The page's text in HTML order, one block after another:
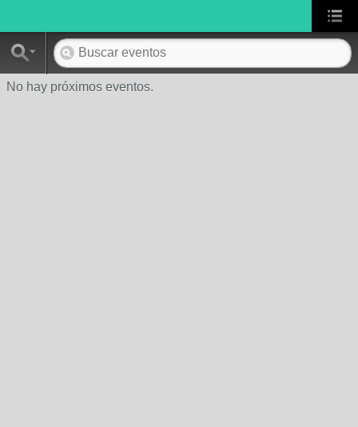
No hay próximos eventos.